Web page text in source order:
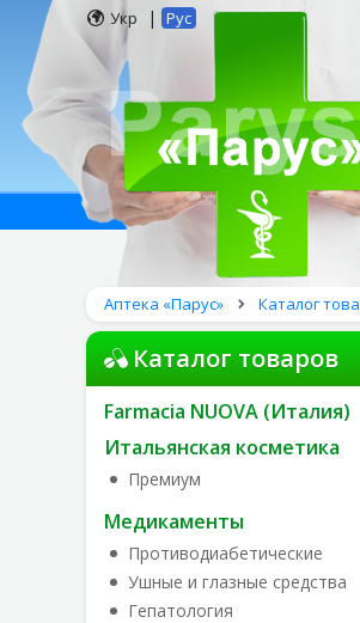
Укр | Рус
Аптека «Парус» Каталог
Каталог товаров
Farmacia NUOVA (Италия)
Итальянская косметика
Премиум
Медикаменты
Противодиабетические
Ушные и глазные средства
Гепатология